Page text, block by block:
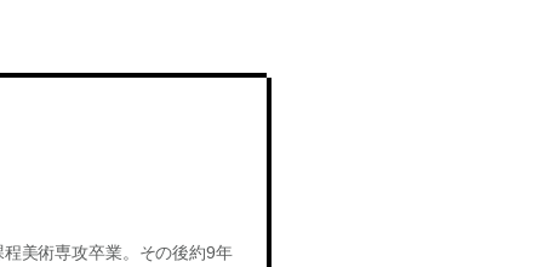
美術専攻卒業。その後約9年